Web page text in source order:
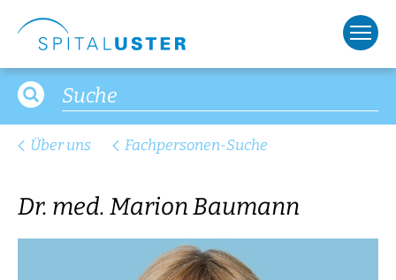
Über uns Fachpersonen-Suche
Dr. med. Marion Baumann